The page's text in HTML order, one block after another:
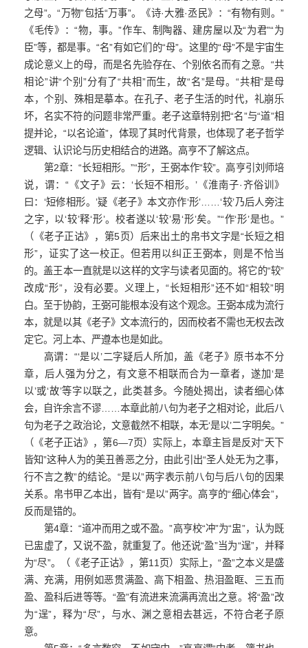
之母”。“万物”包括“万事”。《诗·大雅·丞民》：“有物有则。”
《毛传》：“物，事。”作车、制陶器、建房屋以及“为君”“为
臣”等，都是事。“名”有如它们的“母”。这里的“母”不是宇宙生
成论意义上的母，而是名先验存在、个别依名而有之意。“共
相论”讲“个别”分有了“共相”而生，故“名”是母。“共相”是母
本，个别、殊相是摹本。在孔子、老子生活的时代，礼崩乐
坏，名实不符的问题非常严重。老子这章特别把“名”与“道”相
提并论，“以名论道”，体现了其时代背景，也体现了老子哲学
逻辑、认识论与历史相结合的进路。高亨不了解这点。
第2章：“长短相形。”“形”，王弼本作“较”。高亨引刘师培
说，谓：“《文子》云：‘长短不相形。’《淮南子·齐俗训》
曰：‘短修相形。’疑《老子》本文亦作‘形’……‘较’乃后人旁注
之字，以‘较’释‘形’。校者遂以‘较’易‘形’矣。”“作‘形’是也。”
（《老子正诂》，第5页）后来出土的帛书文字是“长短之相
形”，证实了这一校正。但若用以纠正王弼本，则是不恰当
的。盖王本一直就是以这样的文字与读者见面的。将它的“较”
改成“形”，没有必要。义理上，“长短相形”还不如“相较”明
白。至于协韵，王弼可能根本没有这个观念。王弼本成为流行
本，就是以其《老子》文本流行的，因而校者不需也无权去改
定它。河上本、严遵本也是如此。
高谓：“‘是以’二字疑后人所加，盖《老子》原书本不分
章，后人强为分之，有文意不相联而合为一章者，遂加‘是
以’或‘故’等字以联之，此类甚多。今随处揭出，读者细心体
会，自许余言不谬……本章此前八句为老子之相对论，此后八
句为老子之政治论，文意截然不相联，本无‘是以’二字明矣。”
（《老子正诂》，第6—7页）实际上，本章主旨是反对“天下
皆知”这种人为的美丑善恶之分，由此引出“圣人处无为之事，
行不言之教”的结论。“是以”两字表示前八句与后八句的因果
关系。帛书甲乙本出，皆有“是以”两字。高亨的“细心体会”，
反而是错的。
第4章：“道冲而用之或不盈。”高亨校“冲”为“盅”，认为既
已盅虚了，又说不盈，就重复了。他还说“盈”当为“逞”，并释
为“尽”。（《老子正诂》，第11页）实际上，“盈”之本义是盛
满、充满，用例如恶贯满盈、高下相盈、热泪盈眶、三五而
盈、盈科后进等等。“盈”有流进来流满再流出之意。将“盈”改
为“逞”，释为“尽”，与水、渊之意相去甚远，不符合老子原
意。